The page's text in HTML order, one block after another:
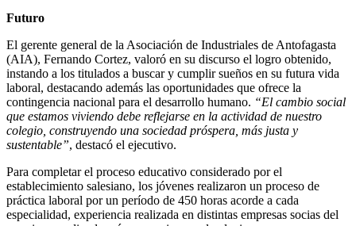
Futuro
El gerente general de la Asociación de Industriales de Antofagasta
(AIA), Fernando Cortez, valoró en su discurso el logro obtenido,
instando a los titulados a buscar y cumplir sueños en su futura vida
laboral, destacando además las oportunidades que ofrece la
contingencia nacional para el desarrollo humano. “El cambio social
que estamos viviendo debe reflejarse en la actividad de nuestro
colegio, construyendo una sociedad próspera, más justa y
sustentable”, destacó el ejecutivo.
Para completar el proceso educativo considerado por el
establecimiento salesiano, los jóvenes realizaron un proceso de
práctica laboral por un período de 450 horas acorde a cada
especialidad, experiencia realizada en distintas empresas socias del